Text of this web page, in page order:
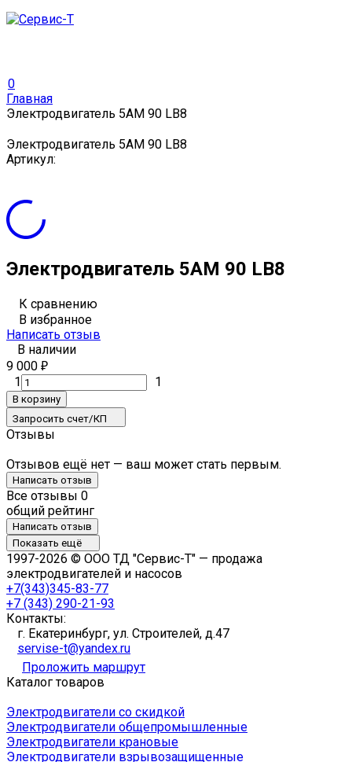
0
Главная
Электродвигатель 5АМ 90 LВ8
Электродвигатель 5АМ 90 LВ8
Артикул:
Электродвигатель 5АМ 90 LВ8
К сравнению
В избранное
Написать отзыв
В наличии
9 000 ₽
1 1
В корзину
Запросить счет/КП
Отзывы
Отзывов ещё нет — ваш может стать первым.
Написать отзыв
Все отзывы 0
общий рейтинг
Написать отзыв
Показать ещё
1997-2026 © ООО ТД "Сервис-Т" — продажа
электродвигателей и насосов
+7(343)345-83-77
+7 (343) 290-21-93
Контакты:
г. Екатеринбург, ул. Строителей, д.47
servise-t@yandex.ru
Проложить маршрут
Каталог товаров
Электродвигатели со скидкой
Электродвигатели общепромышленные
Электродвигатели крановые
Электродвигатели взрывозащищенные